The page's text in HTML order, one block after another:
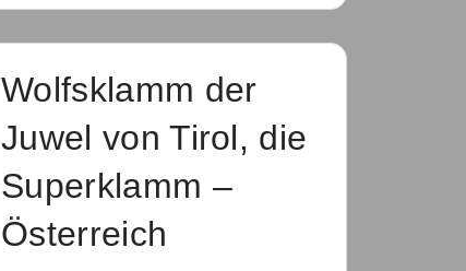
Wolfsklamm der
Juwel von Tirol, die
Superklamm –
Österreich